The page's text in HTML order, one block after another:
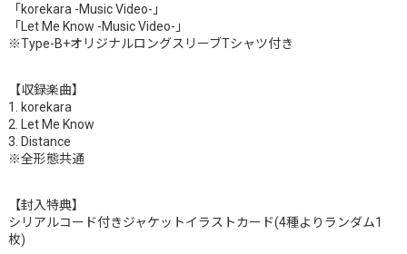
「korekara -Music Video-」
「Let Me Know -Music Video-」
※Type-B+オリジナルロングスリーブTシャツ付き
【収録楽曲】
1. korekara
2. Let Me Know
3. Distance
※全形態共通
【封入特典】
シリアルコード付きジャケットイラストカード(4種よりランダム1
枚)